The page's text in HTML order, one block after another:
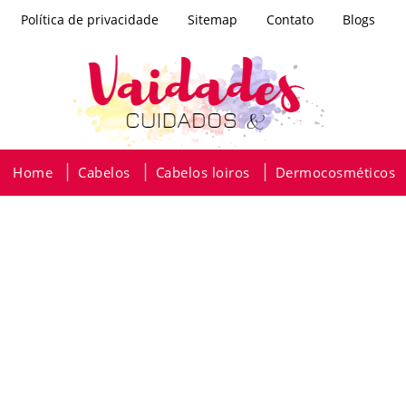
Política de privacidade Sitemap Contato Blogs
Home Cabelos Cabelos loiros Dermocosméticos